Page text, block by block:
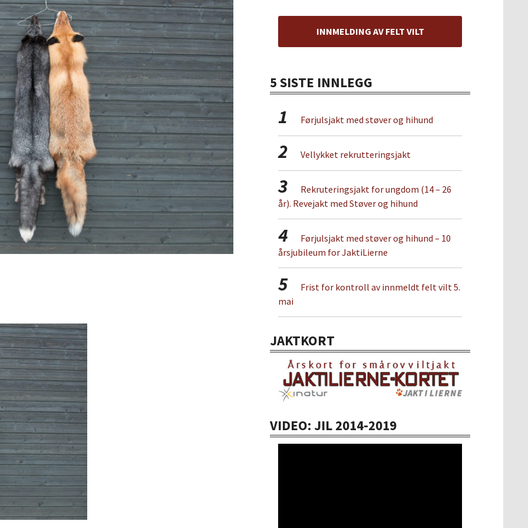
INNMELDING AV FELT VILT
5 SISTE INNLEGG
1 Førjulsjakt med støver og hihund
2 Vellykket rekrutteringsjakt
3
Rekruteringsjakt for ungdom (14 – 26
år). Revejakt med Støver og hihund
4
Førjulsjakt med støver og hihund – 10
årsjubileum for JaktiLierne
5
Frist for kontroll av innmeldt felt vilt 5.
mai
JAKTKORT
VIDEO: JIL 2014-2019